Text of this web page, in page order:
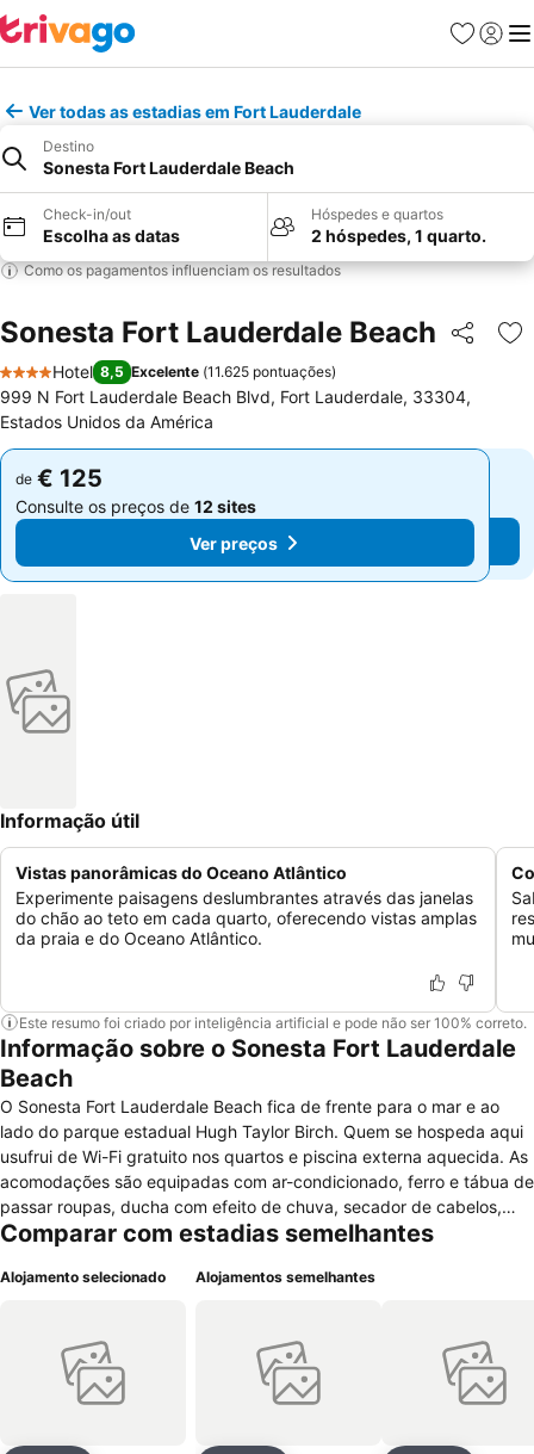
Favoritos
Iniciar
Ver todas as estadias em Fort Lauderdale
Destino
Sonesta Fort Lauderdale Beach
Check-in/out
Escolha as datas
Hóspedes e quartos
2 hóspedes, 1 quarto.
Como os pagamentos influenciam os resultados
Sonesta Fort Lauderdale Beach Partilhar
4 Estrelas
Hotel 8,5 Excelente (11.625 pontuações)
999 N Fort Lauderdale Beach Blvd, Fort Lauderdale, 33304,
Estados Unidos da América
de € 125
Consulte os preços de 12 sites
Ver preços
de € 125
Consulte os preços de 12 sites
Ver preços
Informação útil
Vistas panorâmicas do Oceano Atlântico
Experimente paisagens deslumbrantes através das janelas
do chão ao teto em cada quarto, oferecendo vistas amplas
da praia e do Oceano Atlântico.
Este resumo foi criado por inteligência artificial e pode não ser 100% correto.
Informação sobre o Sonesta Fort Lauderdale
Beach
O Sonesta Fort Lauderdale Beach fica de frente para o mar e ao
lado do parque estadual Hugh Taylor Birch. Quem se hospeda aqui
usufrui de Wi-Fi gratuito nos quartos e piscina externa aquecida. As
acomodações são equipadas com ar-condicionado, ferro e tábua de
passar roupas, ducha com efeito de chuva, secador de cabelos,
estação para smartphone, mesa de trabalho e cofre. Entre os
toalhas de praia. A estrutura conta ainda com estacionamento pago
conta com o restaurante Bistro e bares no lobby e na piscina.
Andando, são quase dez minutos à interessante Bonnet House, que
abriga exuberantes jardins, lagos e obras de Picasso e Gauguin. Já
Comparar com estadias semelhantes
Alojamento selecionado Alojamentos semelhantes